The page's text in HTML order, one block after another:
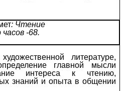
: Чтение
часов -68.
литературе,
главной мысли
интереса к чтению,
знаний и опыта в общении